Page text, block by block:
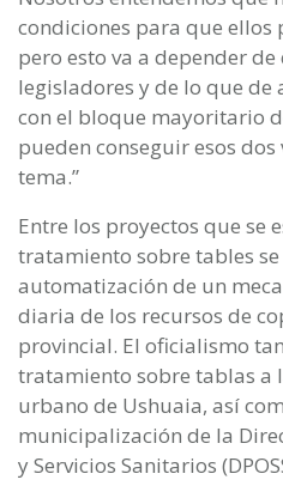
condiciones para que ellos
pero esto va a depender
legisladores y de lo que
con el bloque mayoritario
pueden conseguir esos
tema.”
Entre los proyectos que se
tratamiento sobre tables
automatización de un
diaria de los recursos de
provincial. El oficialismo
tratamiento sobre tablas a
urbano de Ushuaia, así
municipalización de la
y Servicios Sanitarios